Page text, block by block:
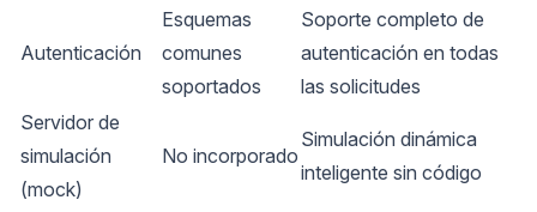
Autenticación
Esquemas
comunes
soportados
Soporte completo de
autenticación en todas
las solicitudes
Servidor de
simulación
(mock)
No incorporado
Simulación dinámica
inteligente sin código